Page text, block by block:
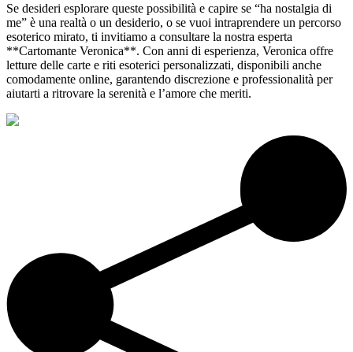
Se desideri esplorare queste possibilità e capire se “ha nostalgia di
me” è una realtà o un desiderio, o se vuoi intraprendere un percorso
esoterico mirato, ti invitiamo a consultare la nostra esperta
**Cartomante Veronica**. Con anni di esperienza, Veronica offre
letture delle carte e riti esoterici personalizzati, disponibili anche
comodamente online, garantendo discrezione e professionalità per
aiutarti a ritrovare la serenità e l’amore che meriti.